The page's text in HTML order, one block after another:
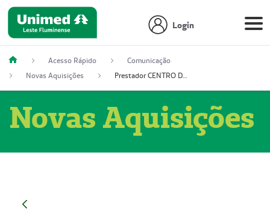
Login
Acesso Rápido
Comunicação
Novas Aquisições
Prestador CENTRO DE ONCOLOGIA
Novas Aquisições